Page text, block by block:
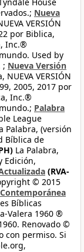
Nueva
VERSIÓN
por Biblica,
Inc.®
Used by
; Nueva Versión
NUEVA VERSIÓN
2005, 2017 por
Inc.®
Palabra
League
Palabra, (versión
Bíblica de
La Palabra,
Edición,
(RVA-
© 2015
Bíblicas
Valera 1960 ®
Renovado ©
con permiso. Si